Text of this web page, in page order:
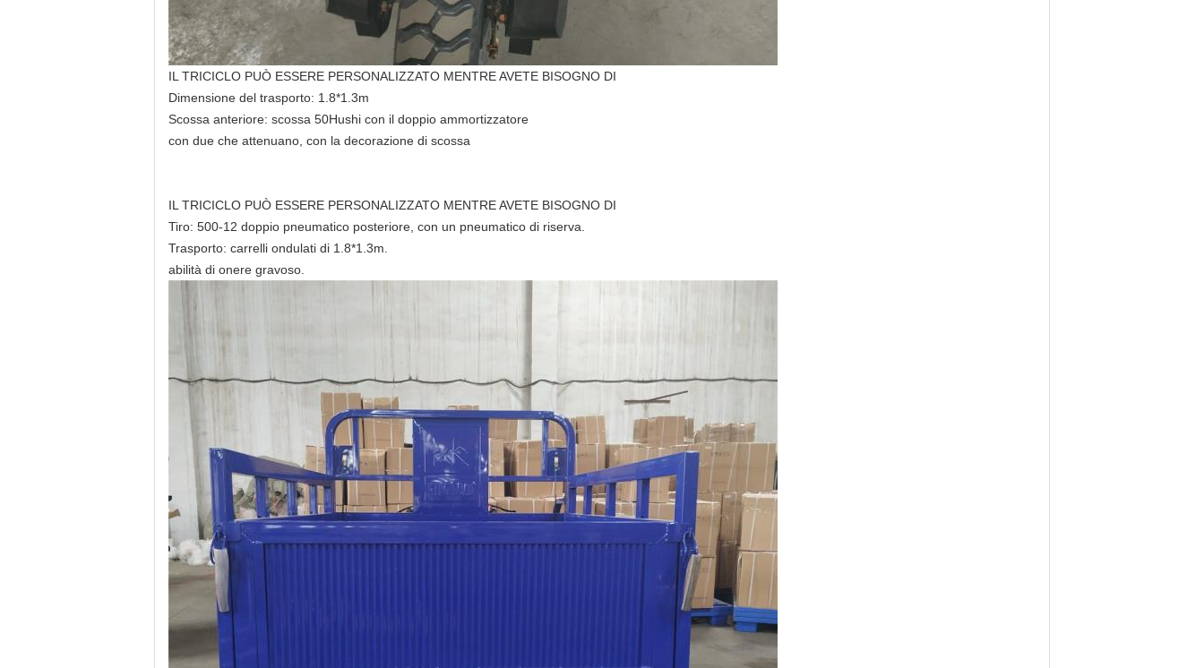
IL TRICICLO PUÒ ESSERE PERSONALIZZATO MENTRE AVETE BISOGNO DI
Dimensione del trasporto: 1.8*1.3m
Scossa anteriore: scossa 50Hushi con il doppio ammortizzatore
con due che attenuano, con la decorazione di scossa
IL TRICICLO PUÒ ESSERE PERSONALIZZATO MENTRE AVETE BISOGNO DI
Tiro: 500-12 doppio pneumatico posteriore, con un pneumatico di riserva.
Trasporto: carrelli ondulati di 1.8*1.3m.
abilità di onere gravoso.